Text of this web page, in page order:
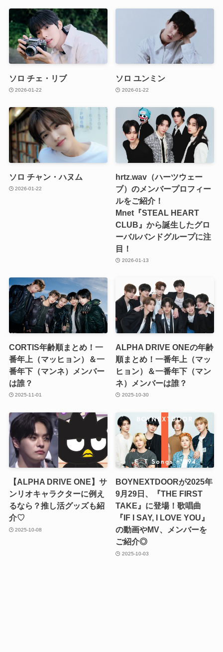
ソロ チェ・リブ
2026-01-22
ソロ ユンミン
2026-01-22
ソロ チャン・ハヌム
2026-01-22
hrtz.wav（ハーツウェー
ブ）のメンバープロフィー
ルをご紹介！
Mnet『STEAL HEART
CLUB』から誕生したグロ
ーバルバンドグループに注
目！
2026-01-13
CORTIS年齢順まとめ！一
番年上（マッヒョン）＆一
番年下（マンネ）メンバー
は誰？
2025-11-01
ALPHA DRIVE ONEの年齢
順まとめ！一番年上（マッ
ヒョン）＆一番年下（マン
ネ）メンバーは誰？
2025-10-30
【ALPHA DRIVE ONE】サ
ンリオキャラクターに例え
るなら？推し活グッズも紹
介♡
2025-10-08
BOYNEXTDOORが2025年
9月29日、『THE FIRST
TAKE』に登場！歌唱曲
『IF I SAY, I LOVE YOU』
の動画やMV、メンバーを
ご紹介◎
2025-10-03